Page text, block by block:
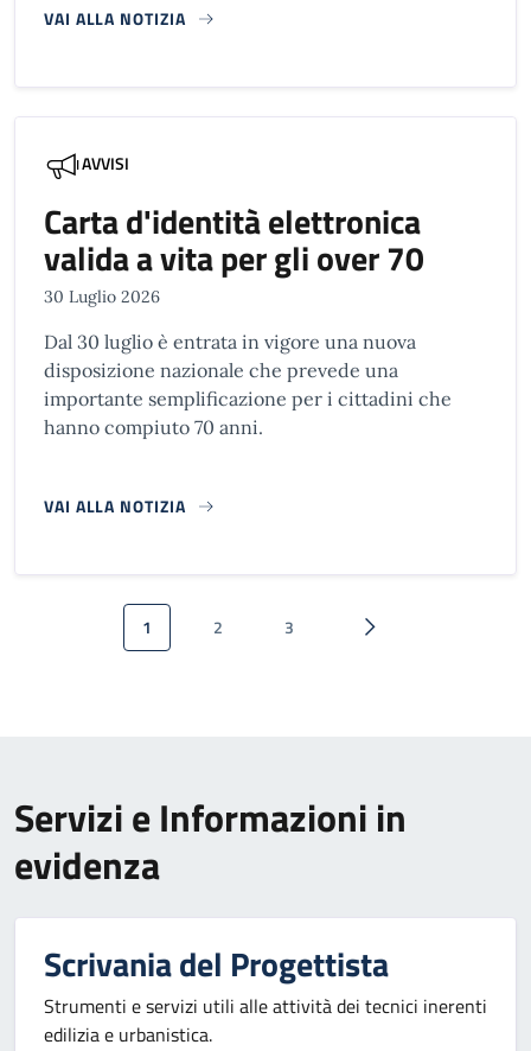
VAI ALLA NOTIZIA
AVVISI
Carta d'identità elettronica
valida a vita per gli over 70
30 Luglio 2026
Dal 30 luglio è entrata in vigore una nuova
disposizione nazionale che prevede una
importante semplificazione per i cittadini che
hanno compiuto 70 anni.
VAI ALLA NOTIZIA
Paginazione
Pagina attuale
1 Pagina
2 Pagina
3 Pagina successiva
Servizi e Informazioni in
evidenza
Scrivania del Progettista
Strumenti e servizi utili alle attività dei tecnici inerenti
edilizia e urbanistica.